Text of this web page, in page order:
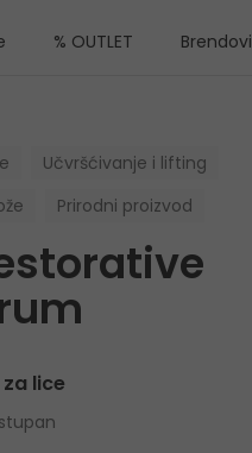
% OUTLET Brendovi
Učvršćivanje i lifting
Prirodni proizvod
lice